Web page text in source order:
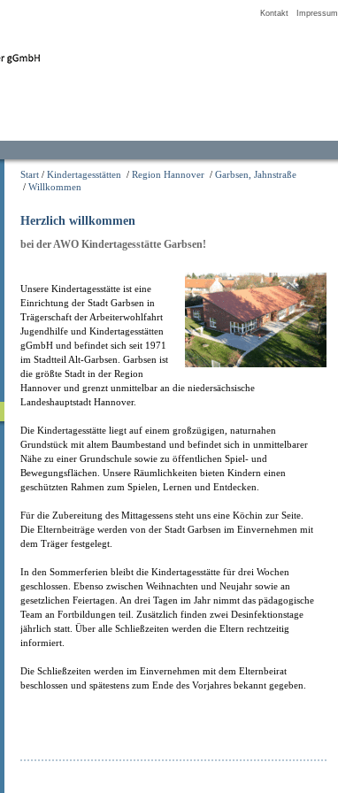
Kontakt Impressum
Start / Kindertagesstätten / Region Hannover / Garbsen, Jahnstraße
/ Willkommen
Herzlich willkommen
bei der AWO Kindertagesstätte Garbsen!
Unsere Kindertagesstätte ist eine
Einrichtung der Stadt Garbsen in
Trägerschaft der Arbeiterwohlfahrt
Jugendhilfe und Kindertagesstätten
gGmbH und befindet sich seit 1971
im Stadtteil Alt-Garbsen. Garbsen ist
die größte Stadt in der Region
Hannover und grenzt unmittelbar an die niedersächsische
Landeshauptstadt Hannover.
Die Kindertagesstätte liegt auf einem großzügigen, naturnahen
Grundstück mit altem Baumbestand und befindet sich in unmittelbarer
Nähe zu einer Grundschule sowie zu öffentlichen Spiel- und
Bewegungsflächen. Unsere Räumlichkeiten bieten Kindern einen
geschützten Rahmen zum Spielen, Lernen und Entdecken.
Für die Zubereitung des Mittagessens steht uns eine Köchin zur Seite.
Die Elternbeiträge werden von der Stadt Garbsen im Einvernehmen mit
dem Träger festgelegt.
In den Sommerferien bleibt die Kindertagesstätte für drei Wochen
geschlossen. Ebenso zwischen Weihnachten und Neujahr sowie an
gesetzlichen Feiertagen. An drei Tagen im Jahr nimmt das pädagogische
Team an Fortbildungen teil. Zusätzlich finden zwei Desinfektionstage
jährlich statt. Über alle Schließzeiten werden die Eltern rechtzeitig
informiert.
Die Schließzeiten werden im Einvernehmen mit dem Elternbeirat
beschlossen und spätestens zum Ende des Vorjahres bekannt gegeben.